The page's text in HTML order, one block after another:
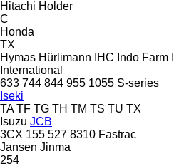
Hitachi Holder
C
Honda
TX
Hymas Hürlimann IHC Indo Farm
International
633 744 844 955 1055 S-series
Iseki
TA TF TG TH TM TS TU TX
Isuzu JCB
3CX 155 527 8310 Fastrac
Jansen Jinma
254